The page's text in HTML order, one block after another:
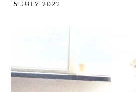
15 JULY 2022